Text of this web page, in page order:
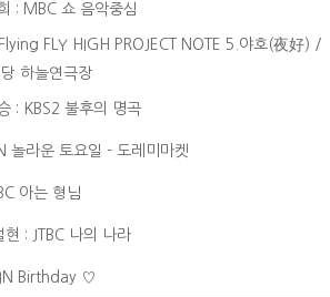
: MBC 쇼 음악중심
FLY HIGH PROJECT NOTE 5.야호(夜好) /
하늘연극장
: KBS2 불후의 명곡
놀라운 토요일 - 도레미마켓
아는 형님
현 : JTBC 나의 나라
Birthday ♡